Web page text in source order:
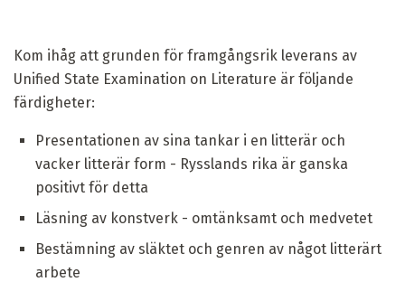
Kom ihåg att grunden för framgångsrik leverans av
Unified State Examination on Literature är följande
färdigheter:
Presentationen av sina tankar i en litterär och
vacker litterär form - Rysslands rika är ganska
positivt för detta
Läsning av konstverk - omtänksamt och medvetet
Bestämning av släktet och genren av något litterärt
arbete